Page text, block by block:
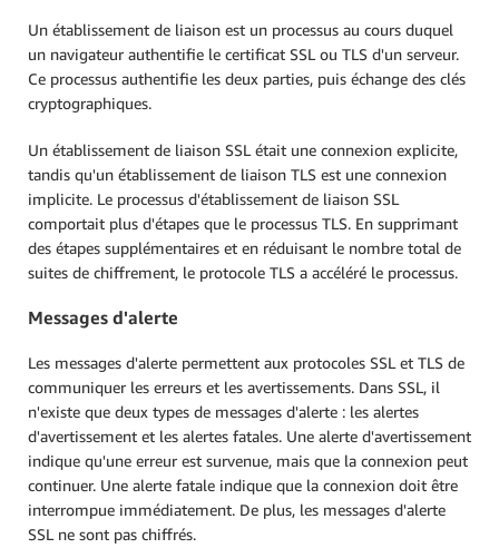
Un établissement de liaison est un processus au cours duquel
un navigateur authentifie le certificat SSL ou TLS d'un serveur.
Ce processus authentifie les deux parties, puis échange des clés
cryptographiques.
Un établissement de liaison SSL était une connexion explicite,
tandis qu'un établissement de liaison TLS est une connexion
implicite. Le processus d'établissement de liaison SSL
comportait plus d'étapes que le processus TLS. En supprimant
des étapes supplémentaires et en réduisant le nombre total de
suites de chiffrement, le protocole TLS a accéléré le processus.
Messages d'alerte
Les messages d'alerte permettent aux protocoles SSL et TLS de
communiquer les erreurs et les avertissements. Dans SSL, il
n'existe que deux types de messages d'alerte : les alertes
d'avertissement et les alertes fatales. Une alerte d'avertissement
indique qu'une erreur est survenue, mais que la connexion peut
continuer. Une alerte fatale indique que la connexion doit être
interrompue immédiatement. De plus, les messages d'alerte
SSL ne sont pas chiffrés.